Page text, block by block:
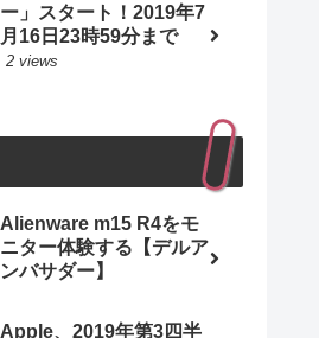
ー」スタート！2019年7
月16日23時59分まで
2 views
Alienware m15 R4をモ
ニター体験する【デルア
ンバサダー】
Apple、2019年第3四半